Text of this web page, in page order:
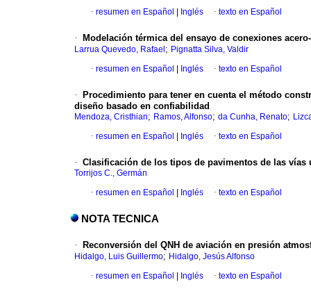
· resumen en Español Inglés · texto en Español
· Modelación térmica del ensayo de conexiones
Larrua Quevedo, Rafael ; Pignatta Silva, Valdir
· resumen en Español Inglés · texto en Español
·
Procedimiento para tener en cuenta el método
diseño basado en confiabilidad
Mendoza, Cristhian; Ramos, Alfonso; da Cunha, Renato;
· resumen en Español Inglés · texto en Español
· Clasificación de los tipos de pavimentos de las
Torrijos C., Germán
· resumen en Español Inglés · texto en Español
NOTA TECNICA
· Reconversión del QNH de aviación en presión
Hidalgo, Luis Guillermo; Hidalgo, Jesús Alfonso
· resumen en Español Inglés · texto en Español